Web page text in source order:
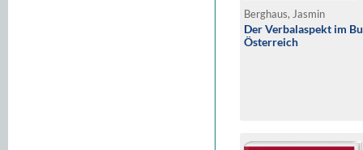
Berghaus, Jasmin
Der Verbalaspekt im
Österreich